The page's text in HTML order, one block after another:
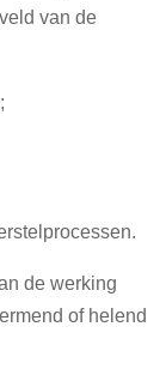
van de
de werking
of helend